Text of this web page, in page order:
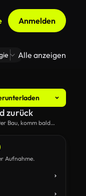
Anmelden
Zoom Virtuelle
Alle anzeigen
Aufnahme.
zurück
Bau, komm bald